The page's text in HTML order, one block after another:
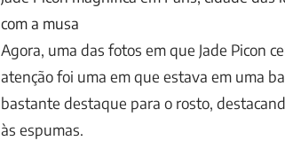
com a musa
Agora, uma das fotos em que Jade Picon
atenção foi uma em que estava em uma
bastante destaque para o rosto,
às espumas.